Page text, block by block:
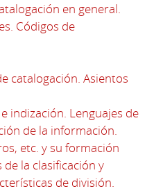
en general.
Códigos de
catalogación. Asientos
indización. Lenguajes de
de la información.
etc. y su formación
la clasificación y
de división.